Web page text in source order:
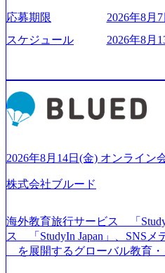
もっと自由に誠実に提案でき
張って会社が好きだと言える
たい」という想いで会社を設
社出身者など、様々な経歴の
すく魅力的な環境が整ってい
ら「働きがいのある会社」に4
出されている。 残業時間は平
や各種プロジェクトマネジメ
をデザインする」というビジ
いることは何かを追究し、本
の736名（2024年1月）に到達
のスピードを上げている。 人
る唯一無二のコンサルティン
サンド 執行役員新山氏、庄司
応募期限
2026年8月
スケジュール
2026年8月
2026年8月14日(金) オンライン
株式会社ブルード
海外教育旅行サービス 「
ス 「StudyIn Japan」、SNSメ
を展開するグローバル教育